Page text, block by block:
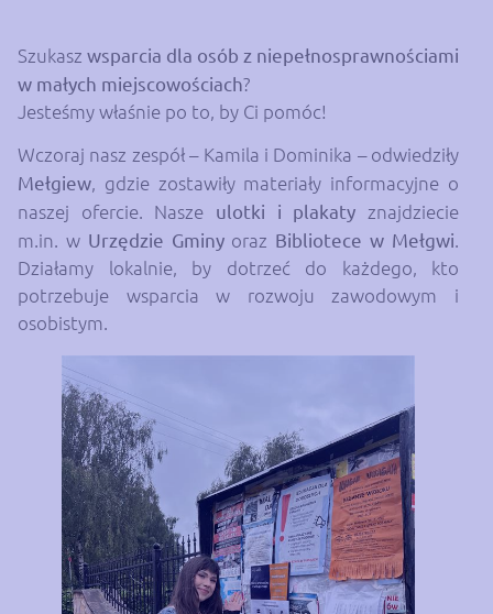
Szukasz wsparcia dla osób z niepełnosprawnościami
w małych miejscowościach?
Jesteśmy właśnie po to, by Ci pomóc!
Wczoraj nasz zespół – Kamila i Dominika – odwiedziły
Mełgiew, gdzie zostawiły materiały informacyjne o
naszej ofercie. Nasze ulotki i plakaty znajdziecie
m.in. w Urzędzie Gminyoraz Bibliotece w Mełgwi.
Działamy lokalnie, by dotrzeć do każdego, kto
potrzebuje wsparcia w rozwoju zawodowym i
osobistym.